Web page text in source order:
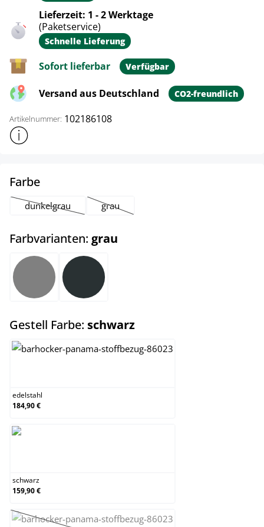
Lieferzeit: 1 - 2 Werktage
(Paketservice)
Schnelle Lieferung
Sofort lieferbar Verfügbar
Versand aus Deutschland CO2-freundlich
Artikelnummer: 102186108
Weitere Produktinformationen anzeigen
Farbeauswählen
dunkelgrau
(Diese Option ist zurzeit nicht verfügbar.)
grau
(Diese Option ist zurzeit nicht verfügbar.)
Farbvarianten: grau
dunkelgrau
Gestell Farbe: schwarzauswählen
edelstahl
184,90 €
schwarz
159,90 €